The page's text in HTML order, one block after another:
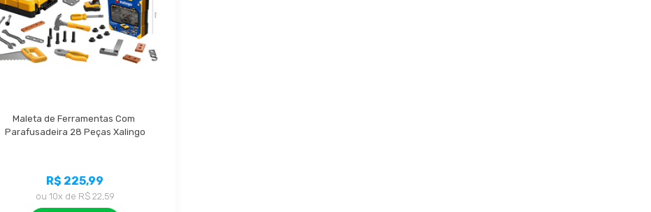
Maleta de Ferramentas Com
Parafusadeira 28 Peças Xalingo
R$ 225,99
ou 10x de R$ 22,59